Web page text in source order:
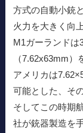
方式の自動小銃
火力を大きく向
M1ガーランドは
（7.62x63mm
アメリカは
可能とした、そ
そしてこの時期
社が銃器製造を